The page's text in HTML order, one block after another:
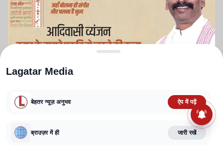
TERMS AND CONDITIONS
CORRECTIONS POLICY
FACT CHECKING POLICY
Lagatar Media
बेहतर न्यूज़ अनुभव ऐप में पढ़ें
ब्राउज़र में ही जारी रखें